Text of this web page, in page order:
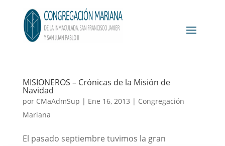
MISIONEROS – Crónicas de la Misión de
Navidad
por CMaAdmSup | Ene 16, 2013 | Congregación
Mariana
El pasado septiembre tuvimos la gran